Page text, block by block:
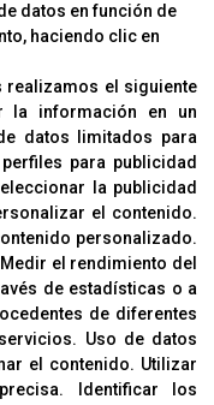
datos en función de
haciendo clic en
realizamos el siguiente
la información en un
datos limitados para
para publicidad
la publicidad
el contenido.
personalizado.
Medir el rendimiento del
de estadísticas o a
de diferentes
. Uso de datos
el contenido. Utilizar
. Identificar los